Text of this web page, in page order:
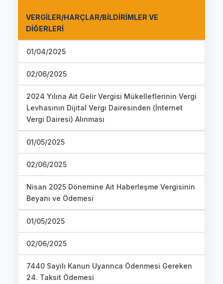
VERGİLER/HARÇLAR/BİLDİRİMLER VE
DİĞERLERİ
01/04/2025
02/06/2025
2024 Yılına Ait Gelir Vergisi Mükelleflerinin Vergi
Levhasının Dijital Vergi Dairesinden (İnternet
Vergi Dairesi) Alınması
01/05/2025
02/06/2025
Nisan 2025 Dönemine Ait Haberleşme Vergisinin
Beyanı ve Ödemesi
01/05/2025
02/06/2025
7440 Sayılı Kanun Uyarınca Ödenmesi Gereken
24. Taksit Ödemesi